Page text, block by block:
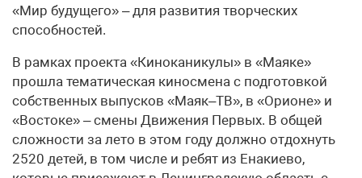
«Мир будущего» – для развития творческих
способностей.
В рамках проекта «Киноканикулы» в «Маяке»
прошла тематическая киносмена с подготовкой
собственных выпусков «Маяк–ТВ», в «Орионе» и
«Востоке» – смены Движения Первых. В общей
сложности за лето в этом году должно отдохнуть
2520 детей, в том числе и ребят из Енакиево,